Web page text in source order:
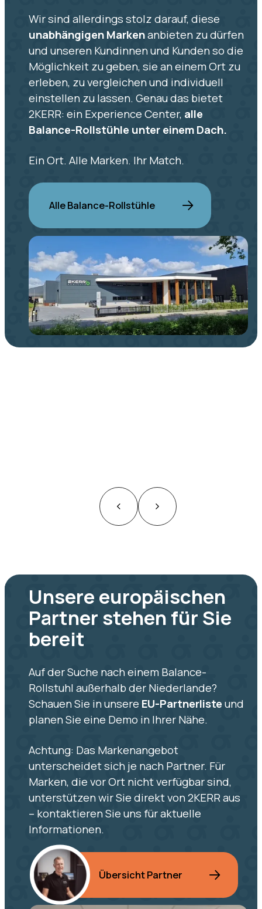
Wir sind allerdings stolz darauf, diese
unabhängigen Markenanbieten zu dürfen
und unseren Kundinnen und Kunden so die
Möglichkeit zu geben, sie an einem Ort zu
erleben, zu vergleichen und individuell
einstellen zu lassen. Genau das bietet
2KERR: ein Experience Center, alle
Balance-Rollstühle unter einem Dach.
Ein Ort. Alle Marken. Ihr Match.
Alle Balance-Rollstühle
Unsere europäischen
Partner stehen für Sie
bereit
Auf der Suche nach einem Balance-
Rollstuhl außerhalb der Niederlande?
Schauen Sie in unsere EU-Partnerlisteund
planen Sie eine Demo in Ihrer Nähe.
Achtung: Das Markenangebot
unterscheidet sich je nach Partner. Für
Marken, die vor Ort nicht verfügbar sind,
unterstützen wir Sie direkt von 2KERR aus
– kontaktieren Sie uns für aktuelle
Informationen.
Übersicht Partner